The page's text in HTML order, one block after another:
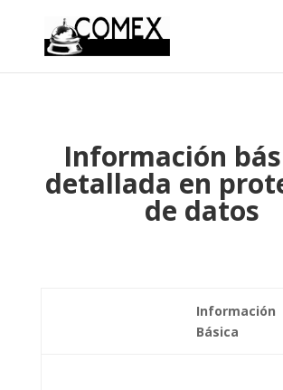
Información
detallada en
de datos
Información
Básica